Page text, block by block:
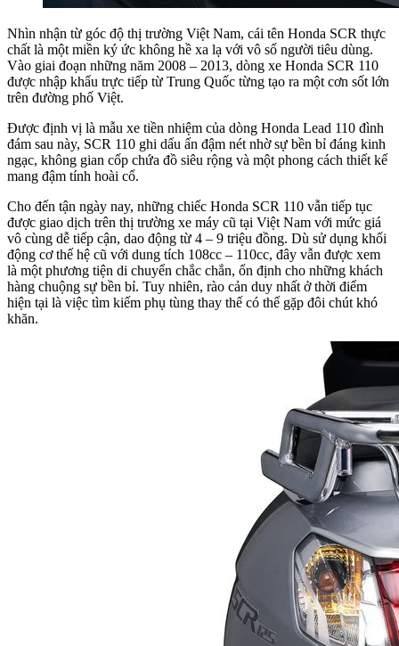
Nhìn nhận từ góc độ thị trường Việt Nam, cái tên Honda SCR thực
chất là một miền ký ức không hề xa lạ với vô số người tiêu dùng.
Vào giai đoạn những năm 2008 – 2013, dòng xe Honda SCR 110
được nhập khẩu trực tiếp từ Trung Quốc từng tạo ra một cơn sốt lớn
trên đường phố Việt.
Được định vị là mẫu xe tiền nhiệm của dòng Honda Lead 110 đình
đám sau này, SCR 110 ghi dấu ấn đậm nét nhờ sự bền bỉ đáng kinh
ngạc, không gian cốp chứa đồ siêu rộng và một phong cách thiết kế
mang đậm tính hoài cổ.
Cho đến tận ngày nay, những chiếc Honda SCR 110 vẫn tiếp tục
được giao dịch trên thị trường xe máy cũ tại Việt Nam với mức giá
vô cùng dễ tiếp cận, dao động từ 4 – 9 triệu đồng. Dù sử dụng khối
động cơ thế hệ cũ với dung tích 108cc – 110cc, đây vẫn được xem
là một phương tiện di chuyển chắc chắn, ổn định cho những khách
hàng chuộng sự bền bỉ. Tuy nhiên, rào cản duy nhất ở thời điểm
hiện tại là việc tìm kiếm phụ tùng thay thế có thể gặp đôi chút khó
khăn.